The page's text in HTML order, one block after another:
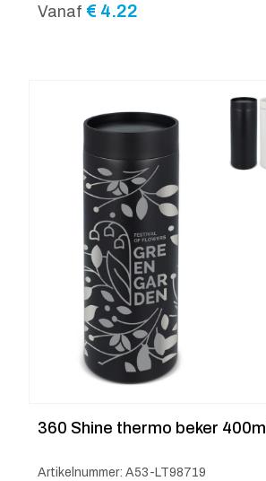
Vanaf € 4.22
360 Shine thermo beker 400ml
Artikelnummer: A53-LT98719